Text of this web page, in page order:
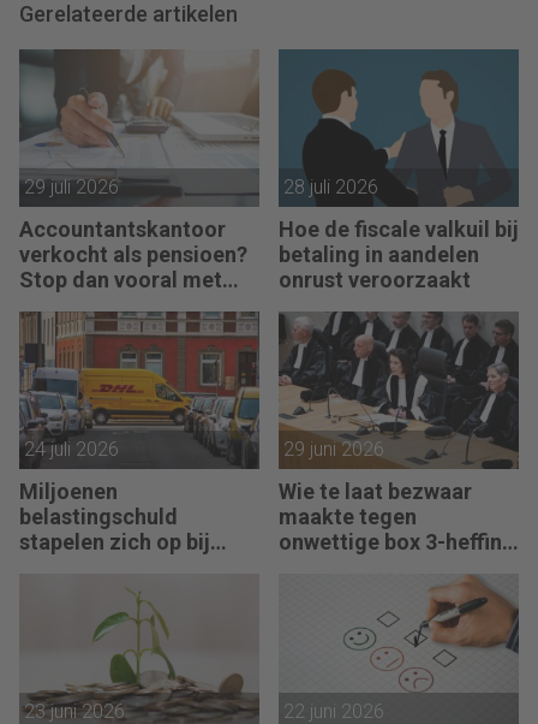
Gerelateerde artikelen
29 juli 2026
Accountantskantoor
verkocht als pensioen?
Stop dan vooral met
28 juli 2026
Hoe de fiscale valkuil bij
betaling in aandelen
onrust veroorzaakt
24 juli 2026
Miljoenen
belastingschuld
stapelen zich op bij
29 juni 2026
Wie te laat bezwaar
maakte tegen
onwettige box 3-heffing
23 juni 2026 22 juni 2026